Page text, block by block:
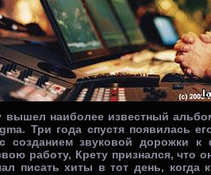
вышел наиболее известный
Три года спустя появилась
с созданием звуковой дорожки
работу, Крету признался, что
писать хиты в тот день, когда